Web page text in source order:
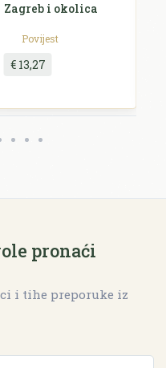
Zagreb i okolica
Povijest
€ 13,27
pronaći
i tihe preporuke iz